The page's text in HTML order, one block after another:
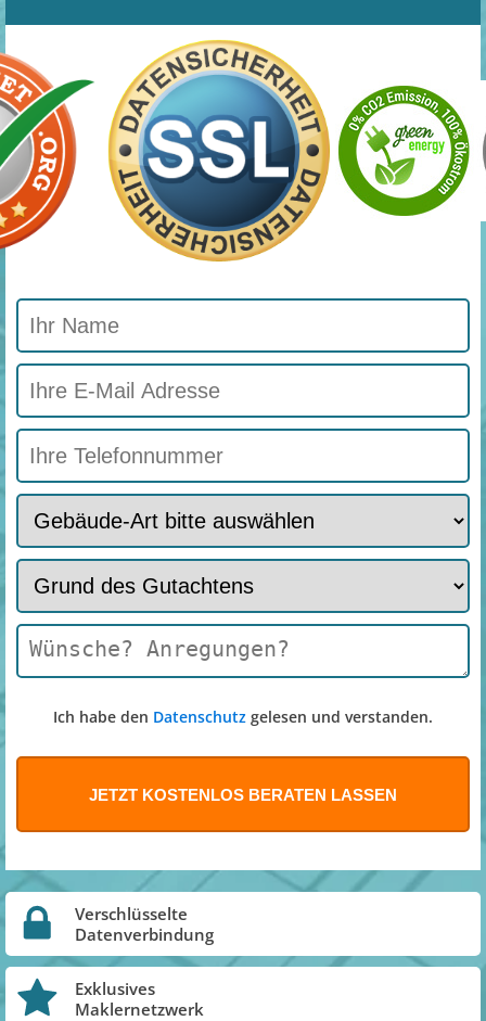
Ich habe den Datenschutz gelesen und verstanden.
Verschlüsselte
Datenverbindung
Exklusives
Maklernetzwerk